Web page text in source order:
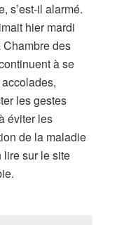
s’est-il alarmé.
hier mardi
Chambre des
à se
les gestes
éviter les
de la maladie
lire sur le site